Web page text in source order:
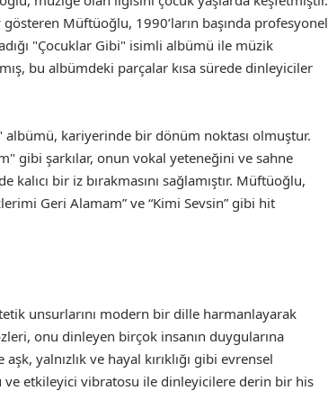
Müftüoğlu, 1990’ların başında profesyonel
"Çocuklar Gibi" isimli albümü ile müzik
bu albümdeki parçalar kısa sürede dinleyiciler
albümü, kariyerinde bir dönüm noktası olmuştur.
gibi şarkılar, onun vokal yeteneğini ve sahne
bir iz bırakmasını sağlamıştır. Müftüoğlu,
Geri Alamam” ve “Kimi Sevsin” gibi hit
unsurlarını modern bir dille harmanlayarak
onu dinleyen birçok insanın duygularına
yalnızlık ve hayal kırıklığı gibi evrensel
etkileyici vibratosu ile dinleyicilere derin bir his